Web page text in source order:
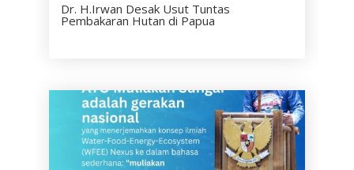
Dr. H.Irwan Desak Usut Tuntas
Pembakaran Hutan di Papua